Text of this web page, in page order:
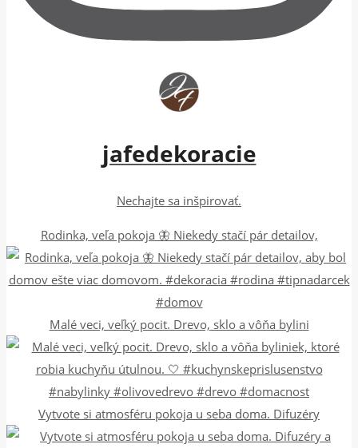
jafedekoracie
Nechajte sa inšpirovať.
Rodinka, veľa pokoja 🦋 Niekedy stačí pár detailov,
Malé veci, veľký pocit. Drevo, sklo a vôňa bylini
Vytvote si atmosféru pokoja u seba doma. Difuzéry